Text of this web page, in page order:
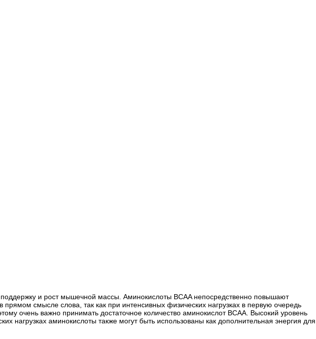
и рост мышечной массы. Аминокислоты BCAA непосредственно повышают
смысле слова, так как при интенсивных физических нагрузках в первую очередь
очень важно принимать достаточное количество аминокислот BCAA. Высокий уровень
нагрузках аминокислоты также могут быть использованы как дополнительная энергия для